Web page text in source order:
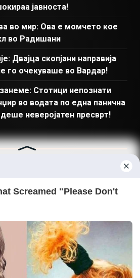
јавноста!
во мир: Ова е момчето кое
во Радишани
Двајца скопјани направија
го очекуваше во Вардар!
Стотици непознати
во водата по една панична
неверојатен пресврт!
- Powered by dbT18
by AF themes.